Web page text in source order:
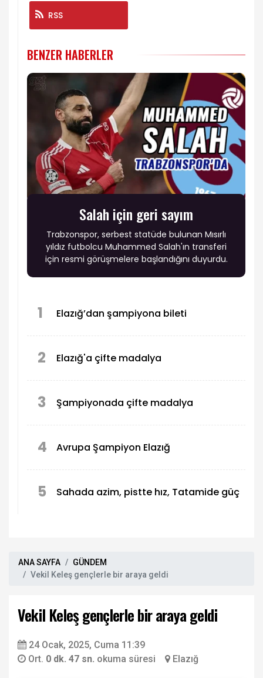
RSS
BENZER HABERLER
Salah için geri sayım
Trabzonspor, serbest statüde bulunan Mısırlı
yıldız futbolcu Muhammed Salah'ın transferi
için resmi görüşmelere başlandığını duyurdu.
1 Elazığ’dan şampiyona bileti
2 Elazığ'a çifte madalya
3 Şampiyonada çifte madalya
4 Avrupa Şampiyon Elazığ
5 Sahada azim, pistte hız, Tatamide güç
ANA SAYFA
GÜNDEM
Vekil Keleş gençlerle bir araya geldi
Vekil Keleş gençlerle bir araya geldi
24 Ocak, 2025, Cuma 11:39
Ort. 0 dk. 47 sn. okuma süresi Elazığ